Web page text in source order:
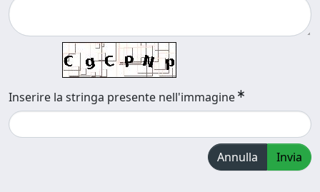
Inserire la stringa presente nell'immagine
Annulla Invia